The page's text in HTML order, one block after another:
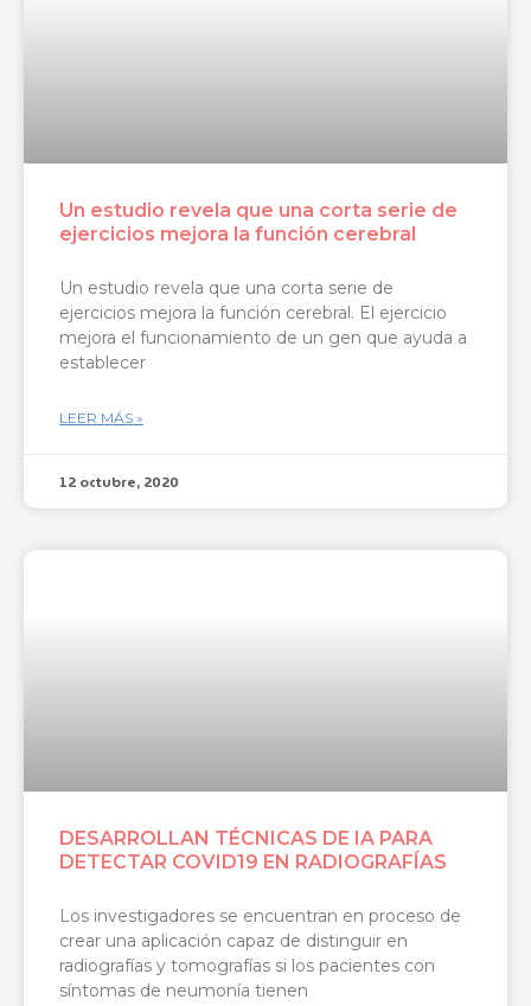
Un estudio revela que una corta serie de
ejercicios mejora la función cerebral
Un estudio revela que una corta serie de
ejercicios mejora la función cerebral. El ejercicio
mejora el funcionamiento de un gen que ayuda a
establecer
LEER MÁS »
12 octubre, 2020
DESARROLLAN TÉCNICAS DE IA PARA
DETECTAR COVID19 EN RADIOGRAFÍAS
Los investigadores se encuentran en proceso de
crear una aplicación capaz de distinguir en
radiografías y tomografías si los pacientes con
síntomas de neumonía tienen